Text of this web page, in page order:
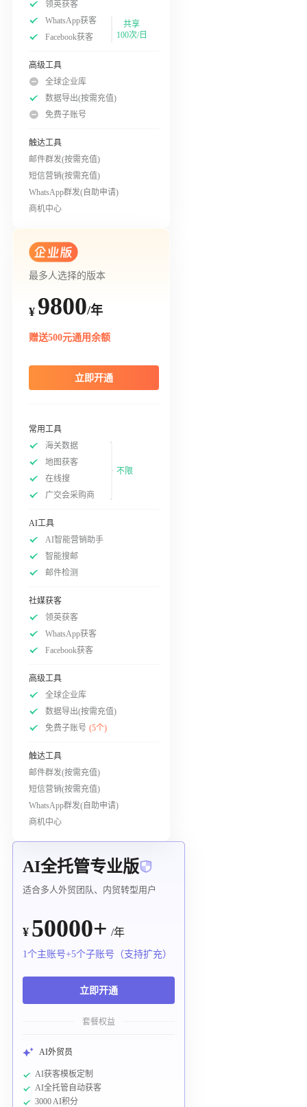
领英获客
WhatsApp获客
Facebook获客
共享
100次/日
高级工具
全球企业库
数据导出(按需充值)
免费子账号
触达工具
邮件群发(按需充值)
短信营销(按需充值)
WhatsApp群发(自助申请)
商机中心
最多人选择的版本
¥ 9800/年
赠送500元通用余额
立即开通
常用工具
海关数据
地图获客
在线搜
广交会采购商
不限
AI工具
AI智能营销助手
智能搜邮
邮件检测
社媒获客
领英获客
WhatsApp获客
Facebook获客
高级工具
全球企业库
数据导出(按需充值)
免费子账号 (5个)
触达工具
邮件群发(按需充值)
短信营销(按需充值)
WhatsApp群发(自助申请)
商机中心
AI全托管专业版
适合多人外贸团队、内贸转型用户
¥ 50000+ /年
1个主账号+5个子账号（支持扩充）
立即开通
套餐权益
AI外贸员
AI获客模板定制
AI全托管自动获客
3000 AI积分